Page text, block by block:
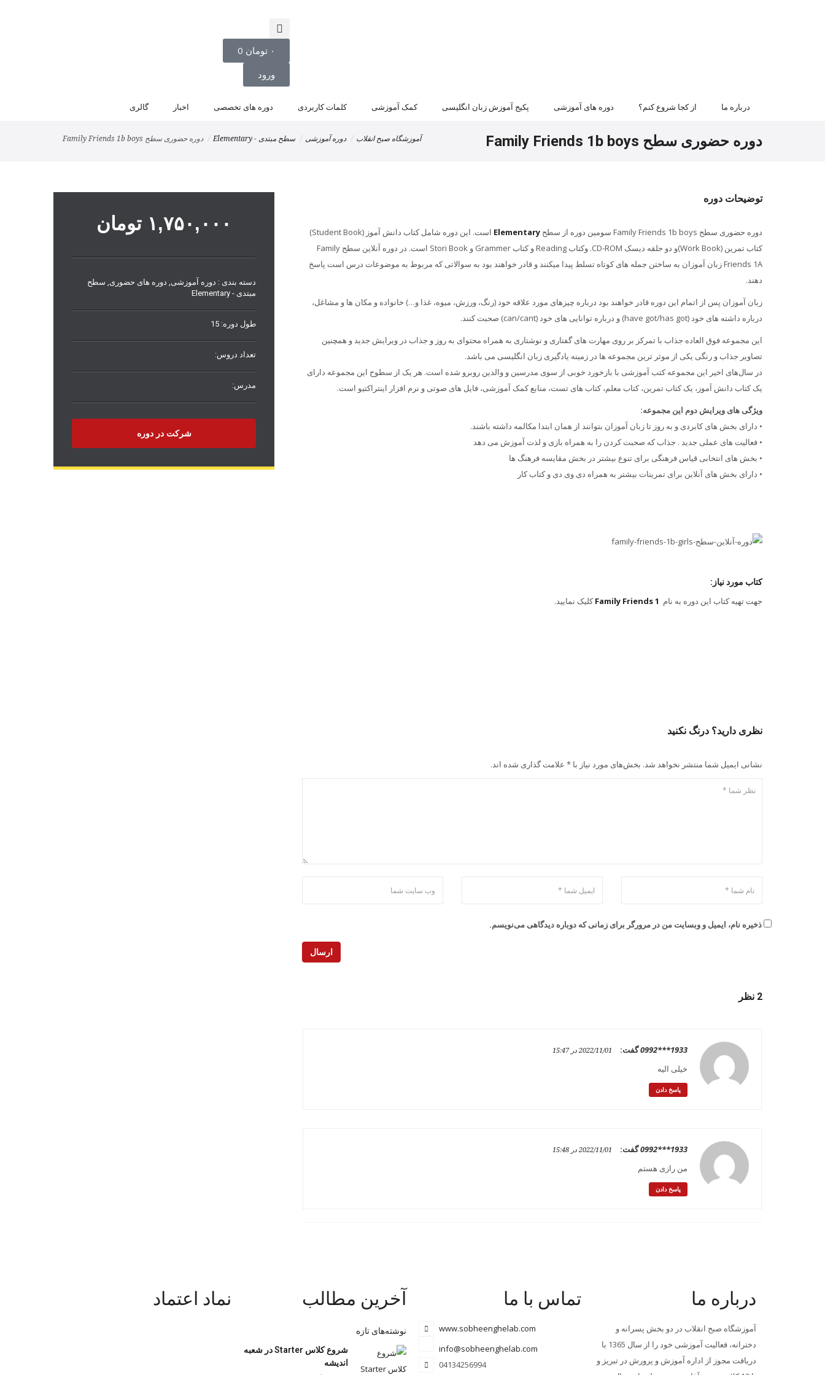
۰ تومان 0
ورود
درباره ما از کجا شروع کنم؟ دوره های آموزشی پکیج آموزش زبان انگلیسی کمک آموزشی کلمات کاربردی دوره های تخصصی اخبار گالری
دوره حضوری سطح Family Friends 1b boys آموزشگاه صبح انقلاب دوره آموزشی سطح مبتدی - Elementary دوره حضوری سطح Family Friends 1b boys
توضیحات دوره
دوره حضوری سطح Family Friends 1b boys سومین دوره از سطح Elementary
است. این دوره شامل کتاب دانش آموز (Student Book)
کتاب تمرین (Work Book)و دو حلقه دیسک CD-ROM. وکتاب Reading و کتاب Grammer و Stori Book است. در دوره آنلاین سطح Family
Friends 1A زبان آموزان به ساختن جمله های کوتاه تسلط پیدا میکنند و قادر خواهند بود به سوالاتی که مربوط به موضوعات درس است پاسخ
دهند.
زبان آموزان پس از اتمام این دوره قادر خواهند بود درباره چیزهای مورد علاقه خود (رنگ، ورزش، میوه، غذا و…) خانواده و مکان ها و مشاغل،
درباره داشته های خود (have got/has got) و درباره توانایی های خود (can/cant) صحبت کنند.
این مجموعه فوق العاده جذاب با تمرکز بر روی مهارت های گفتاری و نوشتاری به همراه محتوای به روز و جذاب در ویرایش جدید و همچنین
تصاویر جذاب و رنگی یکی از موثر ترین مجموعه ها در زمینه یادگیری زبان انگلیسی می باشد.
در سال‌های اخیر این مجموعه کتب آموزشی با بازخورد خوبی از سوی مدرسین و والدین روبرو شده است. هر یک از سطوح این مجموعه دارای
یک کتاب دانش آموز، یک کتاب تمرین، کتاب معلم، کتاب های تست، منابع کمک آموزشی، فایل های صوتی و نرم افزار اینتراکتیو است.
ویژگی های ویرایش دوم این مجموعه:
• دارای بخش های کابردی و به روز تا زبان آموزان بتوانند از همان ابتدا مکالمه داشته باشند.
• فعالیت های عملی جدید . جذاب که صحبت کردن را به همراه بازی و لذت آموزش می دهد
• بخش های انتخابی قیاس فرهنگی برای تنوع بیشتر در بخش مقایسه فرهنگ ها
• دارای بخش های آنلاین برای تمرینات بیشتر به همراه دی وی دی و کتاب کار
کتاب مورد نیاز:
جهت تهیه کتاب این دوره به نام کلیک نمایید.
نظری دارید؟ درنگ نکنید
نشانی ایمیل شما منتشر نخواهد شد. بخش‌های مورد نیاز با * علامت گذاری شده اند.
ذخیره نام، ایمیل و وبسایت من در مرورگر برای زمانی که دوباره دیدگاهی می‌نویسم.
ارسال
2 نظر
0992***1933گفت: 2022/11/01 در 15:47
خیلی الیه
پاسخ دادن
0992***1933گفت: 2022/11/01 در 15:48
من رازی هستم
پاسخ دادن
۱,۷۵۰,۰۰۰ تومان
دسته بندی : دوره آموزشی, دوره های حضوری, سطح
مبتدی - Elementary
طول دوره: 15
تعداد دروس:
مدرس:
شرکت در دوره
درباره ما
آموزشگاه صبح انقلاب در دو بخش پسرانه و
دخترانه، فعالیت آموزشی خود را از سال 1365 با
دریافت مجوز از اداره آموزش و پرورش در تبریز و
تماس با ما
www.sobheenghelab.com
info@sobheenghelab.com
04134256994
آخرین مطالب
نوشته‌های تازه
شروع کلاس Starter در شعبه
اندیشه
نماد اعتماد